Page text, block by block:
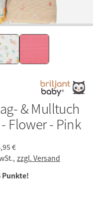
& Mulltuch
Flower - Pink
€
zzgl. Versand
Punkte!